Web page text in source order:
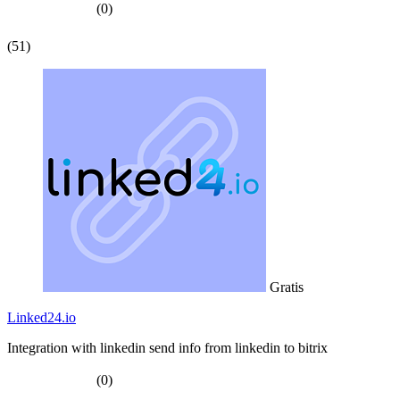
(0)
(51)
Gratis
Linked24.io
Integration with linkedin send info from linkedin to bitrix
(0)